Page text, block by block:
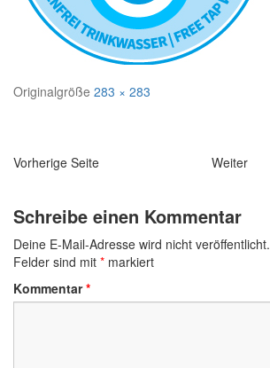
Originalgröße 283 × 283
Navigation
Vorherige Seite Weiter
Schreibe einen Kommentar
Deine E-Mail-Adresse wird nicht veröffentlicht.
Felder sind mit * markiert
Kommentar*